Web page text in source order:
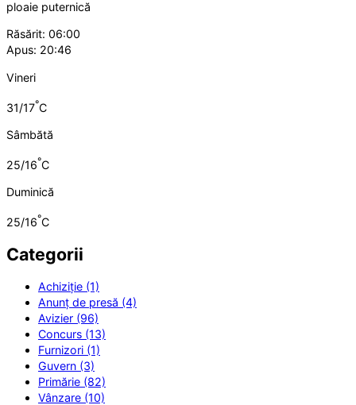
ploaie puternică
Răsărit: 06:00
Apus: 20:46
Vineri
31/17°C
Sâmbătă
25/16°C
Duminică
25/16°C
Categorii
Achiziție (1)
Anunț de presă (4)
Avizier (96)
Concurs (13)
Furnizori (1)
Guvern (3)
Primărie (82)
Vânzare (10)